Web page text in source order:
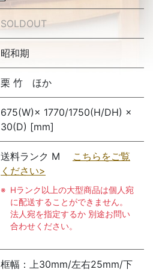
SOLDOUT
昭和期
栗 竹 ほか
675(W)× 1770/1750(H/DH) ×
30(D) [mm]
送料ランク M こちらをご覧
ください>
Hランク以上の大型商品は個人宛
に配送することができません。
法人宛を指定するか 別途お問い
合わせください。
框幅：上30mm/左右25mm/下